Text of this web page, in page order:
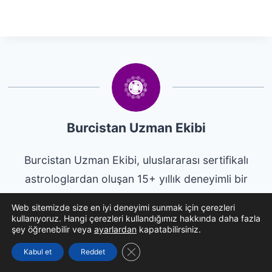
Burcistan Uzman Ekibi
Burcistan Uzman Ekibi, uluslararası sertifikalı
astrologlardan oluşan 15+ yıllık deneyimli bir
haritaları ve astrolojik içgörüler konusunda otorite
içerikler sunuyoruz.
Web sitemizde size en iyi deneyimi sunmak için çerezleri
kullanıyoruz. Hangi çerezleri kullandığımız hakkında daha fazla
şey öğrenebilir veya ayarlardan kapatabilirsiniz.
Kabul et Reddet GDPR çerez şeridini kapat